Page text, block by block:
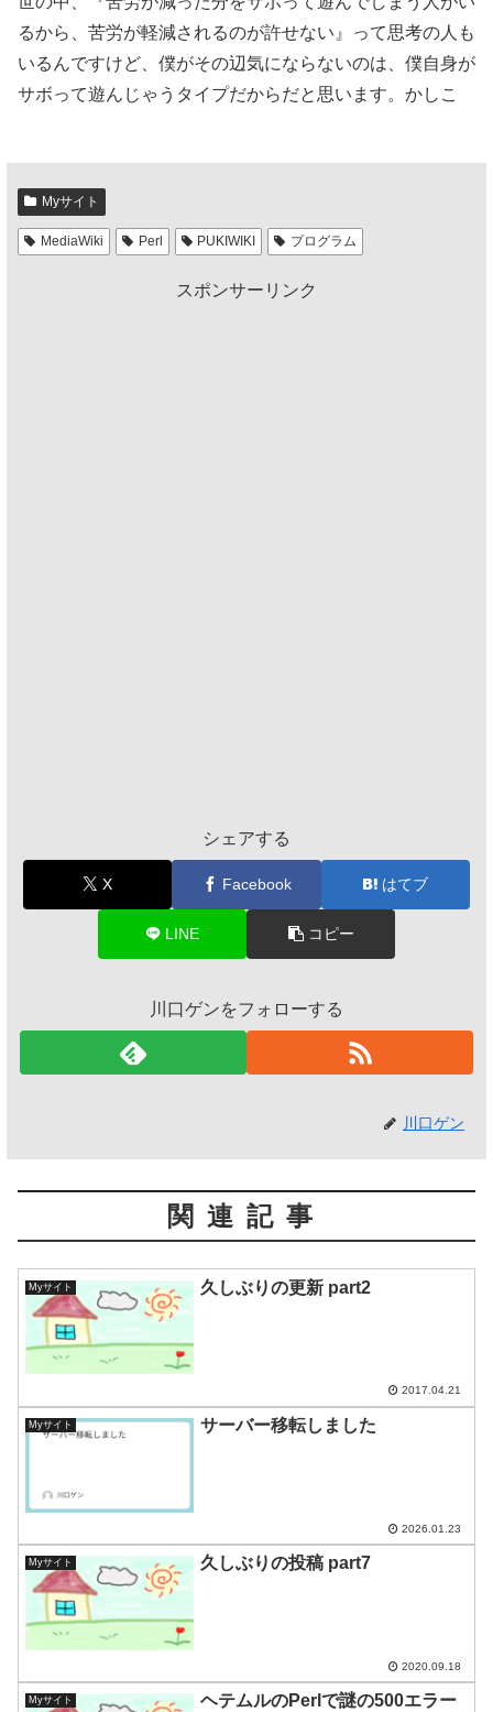
るから、苦労が軽減されるのが許せない』って思考の人も
いるんですけど、僕がその辺気にならないのは、僕自身が
サボって遊んじゃうタイプだからだと思います。かしこ
Myサイト
MediaWiki Perl PUKIWIKI プログラム
スポンサーリンク
シェアする
X Facebook はてブ
LINE コピー
川口ゲンをフォローする
川口ゲン
関連記事
Myサイト 久しぶりの更新 part2
2017.04.21
Myサイト サーバー移転しました
2026.01.23
Myサイト 久しぶりの投稿 part7
2020.09.18
Myサイト ヘテムルのPerlで謎の500エラー